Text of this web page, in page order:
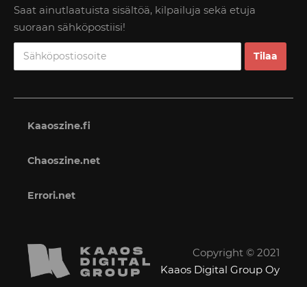
Saat ainutlaatuista sisältöä, kilpailuja sekä etuja
suoraan sähköpostiisi!
Kaaoszine.fi
Chaoszine.net
Errori.net
Copyright © 2021
Kaaos Digital Group Oy